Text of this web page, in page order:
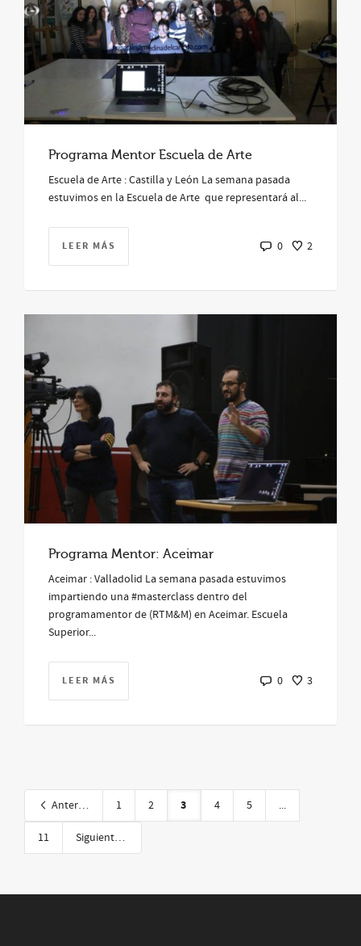
Programa Mentor Escuela de Arte
Escuela de Arte : Castilla y León La semana pasada
estuvimos en la Escuela de Arte que representará al...
LEER MÁS 0 2
Programa Mentor: Aceimar
Aceimar : Valladolid La semana pasada estuvimos
impartiendo una #masterclass dentro del
programamentor de (RTM&M) en Aceimar. Escuela
Superior...
LEER MÁS 0 3
Anterior 1 2 3 4 5 ...
11 Siguiente